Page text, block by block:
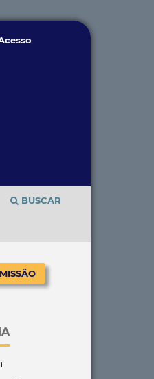
BUSCAR